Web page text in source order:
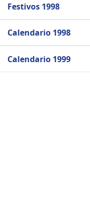
Festivos 1998
Calendario 1998
Calendario 1999